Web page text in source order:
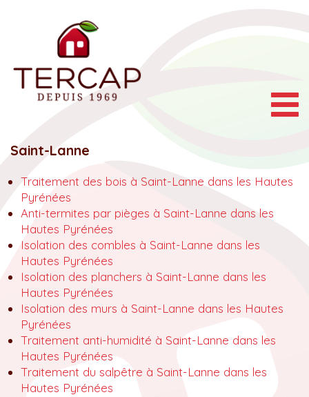
Saint-Lanne
Traitement des bois à Saint-Lanne dans les Hautes
Pyrénées
Anti-termites par pièges à Saint-Lanne dans les
Hautes Pyrénées
Isolation des combles à Saint-Lanne dans les
Hautes Pyrénées
Isolation des planchers à Saint-Lanne dans les
Hautes Pyrénées
Isolation des murs à Saint-Lanne dans les Hautes
Pyrénées
Traitement anti-humidité à Saint-Lanne dans les
Hautes Pyrénées
Traitement du salpêtre à Saint-Lanne dans les
Hautes Pyrénées